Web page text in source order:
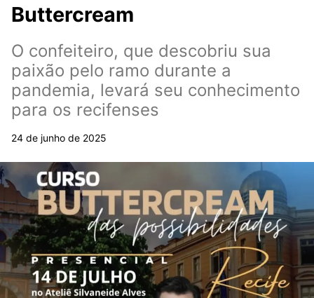
Buttercream
O confeiteiro, que descobriu sua
paixão pelo ramo durante a
pandemia, levará seu conhecimento
para os recifenses
24 de junho de 2025